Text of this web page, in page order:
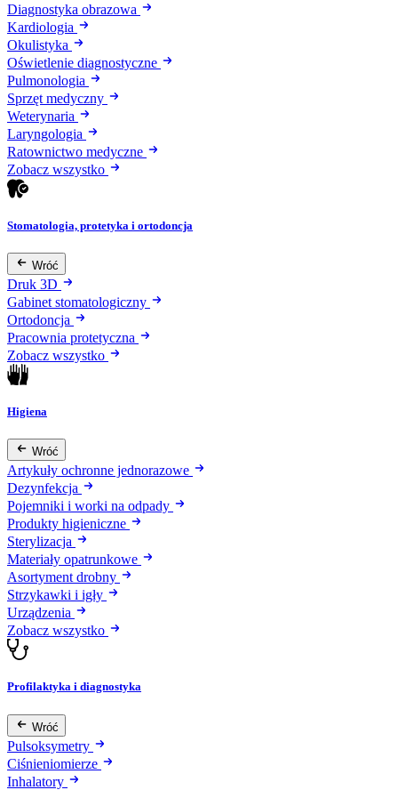
Diagnostyka obrazowa
Kardiologia
Okulistyka
Oświetlenie diagnostyczne
Pulmonologia
Sprzęt medyczny
Weterynaria
Laryngologia
Ratownictwo medyczne
Zobacz wszystko
Stomatologia, protetyka i ortodoncja
Wróć
Druk 3D
Gabinet stomatologiczny
Ortodoncja
Pracownia protetyczna
Zobacz wszystko
Higiena
Wróć
Artykuły ochronne jednorazowe
Dezynfekcja
Pojemniki i worki na odpady
Produkty higieniczne
Sterylizacja
Materiały opatrunkowe
Asortyment drobny
Strzykawki i igły
Urządzenia
Zobacz wszystko
Profilaktyka i diagnostyka
Wróć
Pulsoksymetry
Ciśnieniomierze
Inhalatory